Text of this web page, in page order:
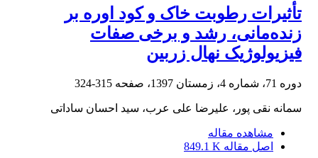
تأثیرات رطوبت خاک و کود اوره بر
زنده‌مانی، رشد و برخی صفات
فیزیولوژیک نهال زربین
دوره 71، شماره 4، زمستان 1397، صفحه 315-324
سمانه نقی پور، علیرضا علی عرب، سید احسان ساداتی
مشاهده مقاله
اصل مقاله 849.1 K